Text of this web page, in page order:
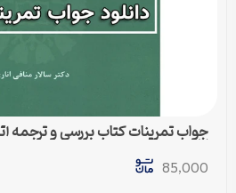
جواب تمرینات کتاب بررسی و ترجمه
اناری
85,000